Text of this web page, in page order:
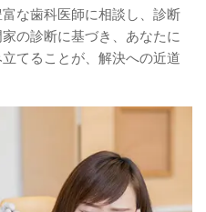
な歯科医師に相談し、診断
の診断に基づき、あなたに
てることが、解決への近道